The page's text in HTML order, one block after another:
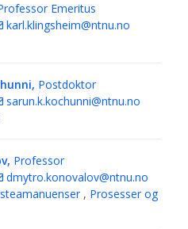
Emeritus
karl.klingsheim@ntnu.no
Postdoktor
sarun.k.kochunni@ntnu.no
Professor
dmytro.konovalov@ntnu.no
, Prosesser og